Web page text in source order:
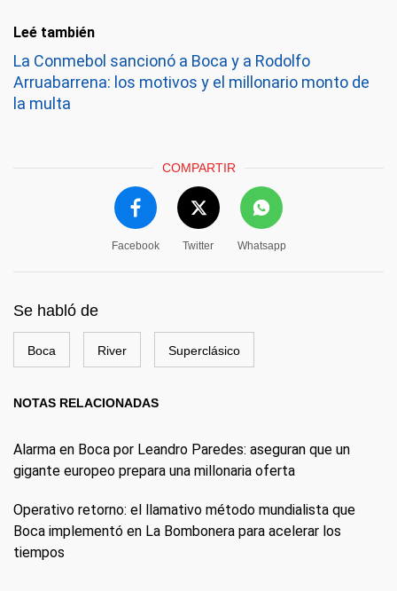
Leé también
La Conmebol sancionó a Boca y a Rodolfo
Arruabarrena: los motivos y el millonario monto de
la multa
COMPARTIR
Facebook Twitter Whatsapp
Se habló de
Boca River Superclásico
NOTAS RELACIONADAS
Alarma en Boca por Leandro Paredes: aseguran que un
gigante europeo prepara una millonaria oferta
Operativo retorno: el llamativo método mundialista que
Boca implementó en La Bombonera para acelerar los
tiempos